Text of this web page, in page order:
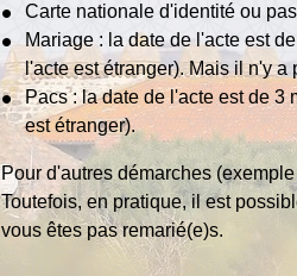
Carte nationale d'identité ou
Mariage : la date de l'acte est
l'acte est étranger). Mais il n'y
Pacs : la date de l'acte est de 3
est étranger).
Pour d'autres démarches
Toutefois, en pratique, il est
vous êtes pas remarié(e)s.